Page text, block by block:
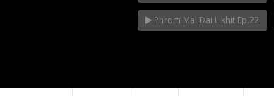
Phrom Mai Dai Likhit Ep.22